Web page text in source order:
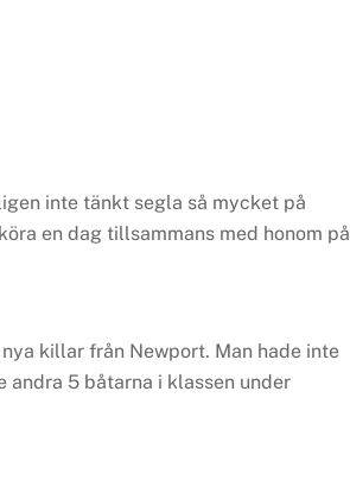
inte tänkt segla så mycket på
en dag tillsammans med honom på
killar från Newport. Man hade inte
andra 5 båtarna i klassen under